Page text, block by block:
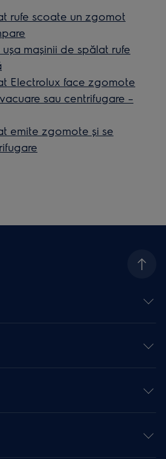
rufe scoate un zgomot
mașinii de spălat rufe
Electrolux face zgomote
sau centrifugare –
emite zgomote şi se